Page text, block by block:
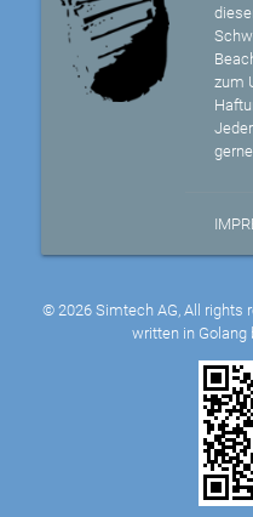
zum
© 2026 Simtech AG, All rights
written in Golang